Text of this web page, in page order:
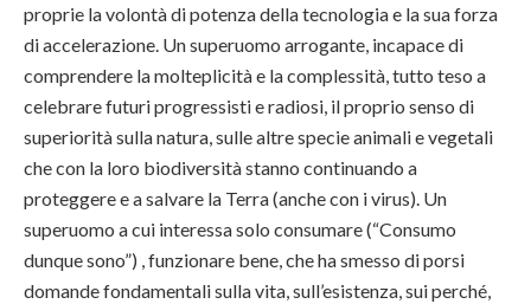
proprie la volontà di potenza della tecnologia e la sua forza
di accelerazione. Un superuomo arrogante, incapace di
comprendere la molteplicità e la complessità, tutto teso a
celebrare futuri progressisti e radiosi, il proprio senso di
superiorità sulla natura, sulle altre specie animali e vegetali
che con la loro biodiversità stanno continuando a
proteggere e a salvare la Terra (anche con i virus). Un
superuomo a cui interessa solo consumare (“Consumo
dunque sono”) , funzionare bene, che ha smesso di porsi
domande fondamentali sulla vita, sull’esistenza, sui perché,